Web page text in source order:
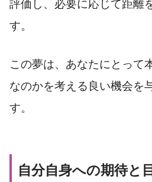
評価し、必要に応じて距離
す。
この夢は、あなたにとって
なのかを考える良い機会を
す。
自分自身への期待と